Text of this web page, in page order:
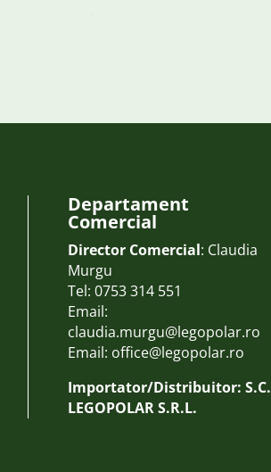
Departament
Comercial
Director Comercial: Claudia
Murgu
Tel: 0753 314 551
Email:
claudia.murgu@legopolar.ro
Email: office@legopolar.ro
Importator/Distribuitor: S.C.
LEGOPOLAR S.R.L.